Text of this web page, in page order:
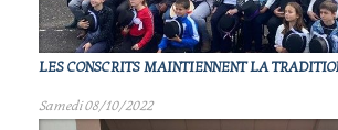
LES CONSCRITS MAINTIENNENT LA
Samedi 08/10/2022